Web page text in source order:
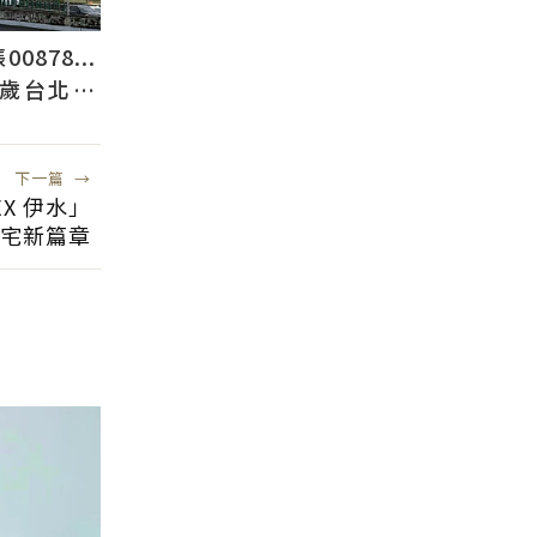
00878...
台北人
下一篇 →
伊水」
新篇章